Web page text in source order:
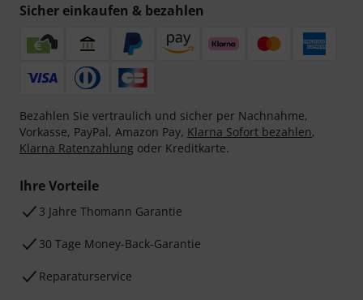
Sicher einkaufen & bezahlen
Bezahlen Sie vertraulich und sicher per Nachnahme,
Vorkasse, PayPal, Amazon Pay, Klarna Sofort bezahlen,
Klarna Ratenzahlung oder Kreditkarte.
Ihre Vorteile
3 Jahre Thomann Garantie
30 Tage Money-Back-Garantie
Reparaturservice